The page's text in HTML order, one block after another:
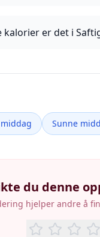
kalorier er det i
Sunne
du denne
hjelper andre å